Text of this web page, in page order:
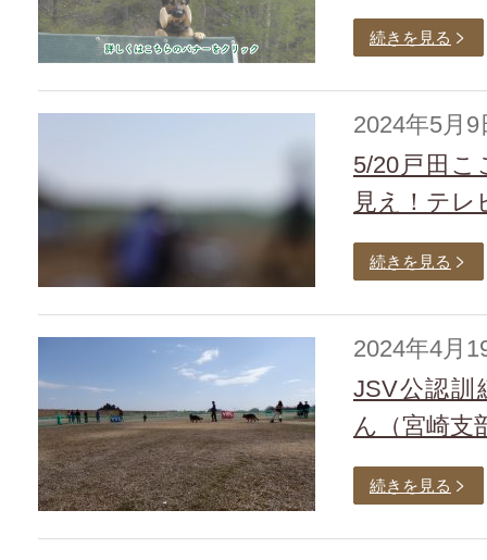
続きを見る
2024年5月9
5/20戸田
見え！テレ
続きを見る
2024年4月
JSV公認訓
ん（宮崎支
続きを見る